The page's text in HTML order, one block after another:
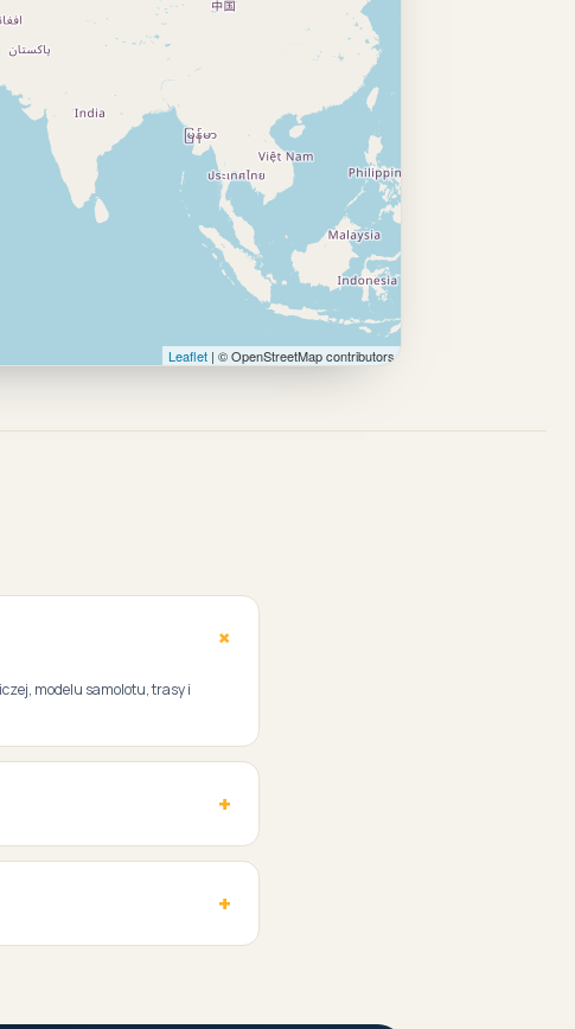
Leaflet | © OpenStreetMap contributors
modelu samolotu, trasy i